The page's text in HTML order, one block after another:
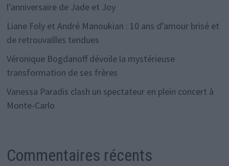
l’anniversaire de Jade et Joy
Liane Foly et André Manoukian : 10 ans d’amour brisé et
de retrouvailles tendues
Véronique Bogdanoff dévoile la mystérieuse
transformation de ses frères
Vanessa Paradis clash un spectateur en plein concert à
Monte-Carlo
Commentaires récents